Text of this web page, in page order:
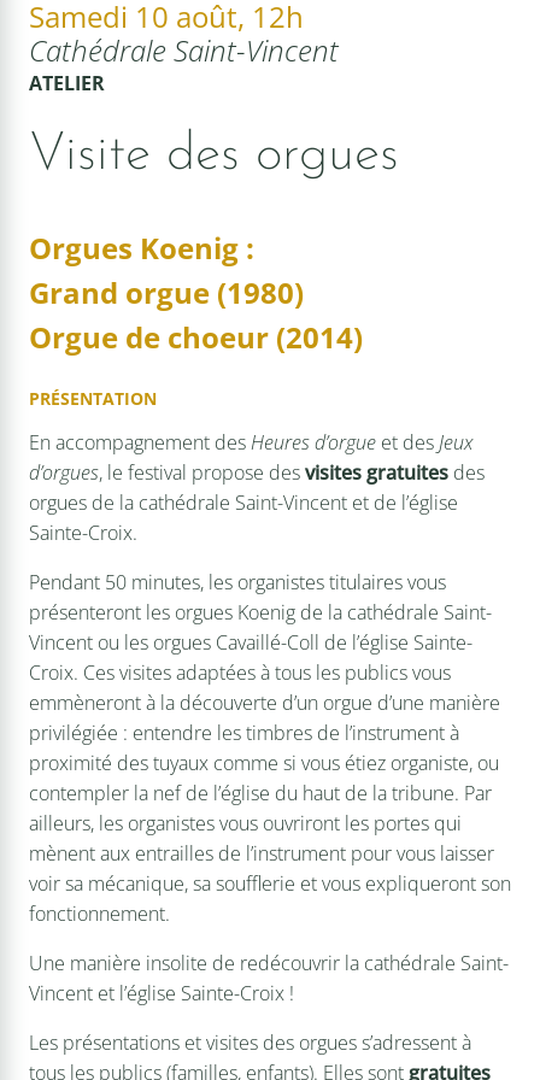
Samedi 10 août, 12h
Cathédrale Saint-Vincent
ATELIER
Visite des orgues
Orgues Koenig :
Grand orgue (1980)
Orgue de choeur (2014)
PRÉSENTATION
En accompagnement desHeures d’orgue et desJeux
d’orgues, le festival propose desvisites gratuites des
orgues de la cathédrale Saint-Vincent et de l’église
Sainte-Croix.
Pendant 50 minutes, les organistes titulaires vous
présenteront les orgues Koenig de la cathédrale Saint-
Vincent ou les orgues Cavaillé-Coll de l’église Sainte-
Croix. Ces visites adaptées à tous les publics vous
emmèneront à la découverte d’un orgue d’une manière
privilégiée : entendre les timbres de l’instrument à
proximité des tuyaux comme si vous étiez organiste, ou
contempler la nef de l’église du haut de la tribune. Par
ailleurs, les organistes vous ouvriront les portes qui
mènent aux entrailles de l’instrument pour vous laisser
voir sa mécanique, sa soufflerie et vous expliqueront son
fonctionnement.
Une manière insolite de redécouvrir la cathédrale Saint-
Vincent et l’église Sainte-Croix !
Les présentations et visites des orgues s’adressent à
tous les publics­ (familles, enfants). Elles sontgratuites